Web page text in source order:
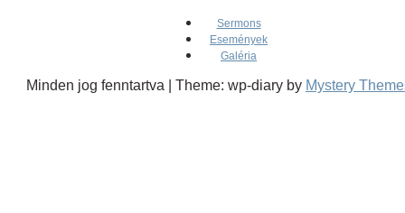
Sermons
Események
Galéria
Minden jog fenntartva Theme: wp-diary by Mystery